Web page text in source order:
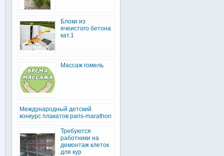
Блоки из
ячеистого бетона
кат.1
Массаж гомель
Международный детский
конкурс плакатов paris-marathon
Требуются
работники на
демонтаж клеток
для кур